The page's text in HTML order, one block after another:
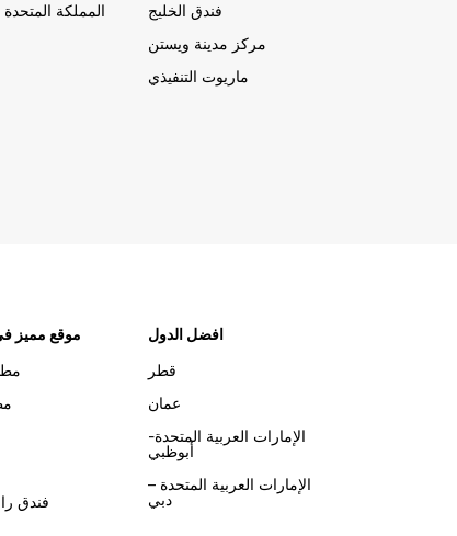
المملكة المتحدة
فندق الخليج
مركز مدينة ويستن
ماريوت التنفيذي
موقع مميز
فندق
افضل الدول
قطر
عمان
الإمارات العربية المتحدة-
أبوظبي
الإمارات العربية المتحدة –
دبي